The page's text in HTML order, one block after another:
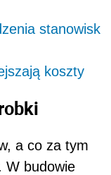
stanowisk
koszty
a co za tym
W budowie